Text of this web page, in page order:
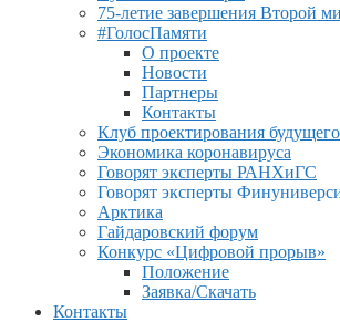
75-летие завершения Второй
#ГолосПамяти
О проекте
Новости
Партнеры
Контакты
Клуб проектирования будущего
Экономика коронавируса
Говорят эксперты РАНХиГС
Говорят эксперты
Арктика
Гайдаровский форум
Конкурс «Цифровой прорыв»
Положение
Заявка/Скачать
Контакты